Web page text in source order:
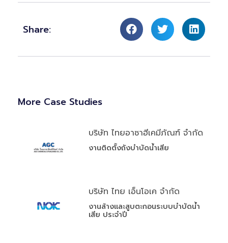
Share:
More Case Studies
บริษัท ไทยอาซาฮีเคมีภัณฑ์ จำกัด
งานติดตั้งถังบำบัดน้ำเสีย
บริษัท ไทย เอ็นโอเค จำกัด
งานล้างและสูบตะกอนระบบบำบัดน้ำ
เสีย ประจำปี